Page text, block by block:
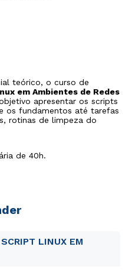
teórico, o curso de
em Ambientes de Redes
apresentar os scripts
os fundamentos até tarefas
rotinas de limpeza do
de 40h.
LINUX EM